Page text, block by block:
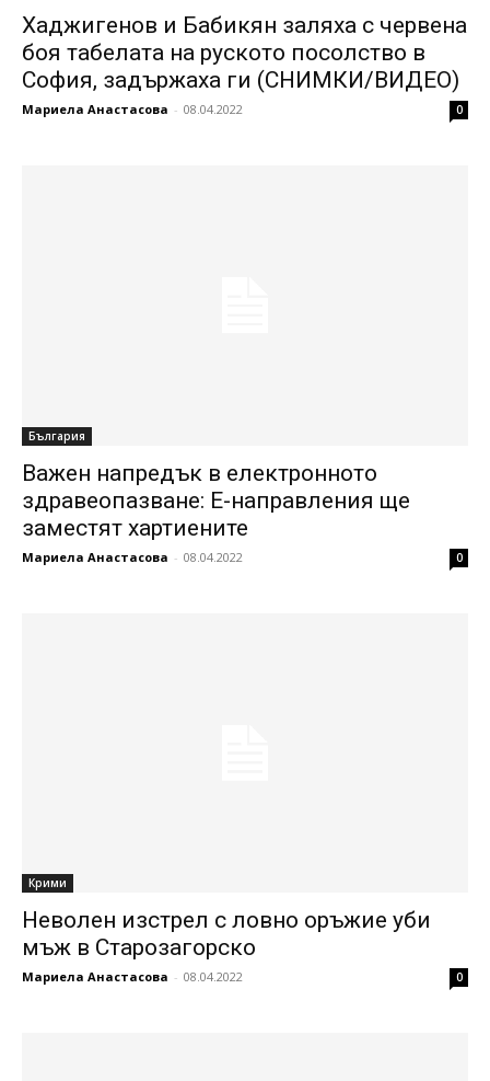
Хаджигенов и Бабикян заляха с червена
боя табелата на руското посолство в
София, задържаха ги (СНИМКИ/ВИДЕО)
Мариела Анастасова - 08.04.2022 0
България
Важен напредък в електронното
здравеопазване: Е-направления ще
заместят хартиените
Мариела Анастасова - 08.04.2022 0
Крими
Неволен изстрел с ловно оръжие уби
мъж в Старозагорско
Мариела Анастасова - 08.04.2022 0